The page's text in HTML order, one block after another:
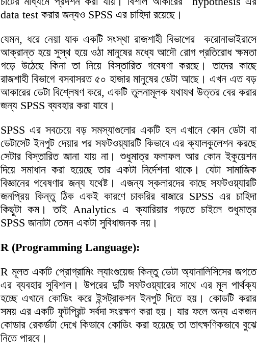
data test করার জন্যও SPSS এর চাহিদা রয়েছে।
যেমন, ধরে নেয়া যাক একটি সংস্থা রাজশাহী বিভাগের করোনাভাইরাসে
আক্রান্ত হয়ে সুস্থ হয়ে ওঠা মানুষের মধ্যে আদৌ রোগ প্রতিরোধ ক্ষমতা
গড়ে উঠেছে কিনা তা নিয়ে বিস্তারিত গবেষণা করছে। তাদের কাছে
রাজশাহী বিভাগে বসবাসরত ৫০ হাজার মানুষের ডেটা আছে। এখন এত বড়
আকারের ডেটা বিশ্লেষণ করে, একটি তুলনামূলক যথাযথ উত্তর বের করার
জন্য SPSS ব্যবহার করা যাবে।
SPSS এর সবচেয়ে বড় সমস্যাগুলোর একটি হল এখানে কোন ডেটা বা
ডেটাসেট ইনপুট দেয়ার পর সফটওয়্যারটি কিভাবে এর ক্যালকুলেশন করছে
সেটার বিস্তারিত জানা যায় না। শুধুমাত্র ফলাফল আর কোন ইকুয়েশন
দিয়ে সমাধান করা হয়েছে তার একটা নির্দেশনা থাকে। যেটা সামাজিক
বিজ্ঞানের গবেষণার জন্য যথেষ্ট। এজন্য স্কলারদের কাছে সফটওয়্যারটি
জনপ্রিয় কিন্তু ঠিক একই কারণে চাকরির বাজারে SPSS এর চাহিদা
কিছুটা কম। তাই Analytics এ ক্যারিয়ার গড়তে চাইলে শুধুমাত্র
SPSS জানাটা তেমন একটা সুবিধাজনক নয়।
R (Programming Language):
R মূলত একটি প্রোগ্রামিং ল্যাংগুয়েজ কিন্তু ডেটা অ্যানালিসিসের জগতে
এর ব্যবহার সুবিশাল। উপরের দুটি সফটওয়্যারের সাথে এর মূল পার্থক্য
হচ্ছে এখানে কোডিং করে ইন্সট্রাকশন ইনপুট দিতে হয়। কোডটি করার
সময় এর একটি ফুটপ্রিন্ট সর্বদা সংরক্ষণ করা হয়। যার ফলে অন্য একজন
কোডার রেকর্ডটা দেখে কিভাবে কোডিং করা হয়েছে তা তাৎক্ষণিকভাবে বুঝে
নিতে পারবে।